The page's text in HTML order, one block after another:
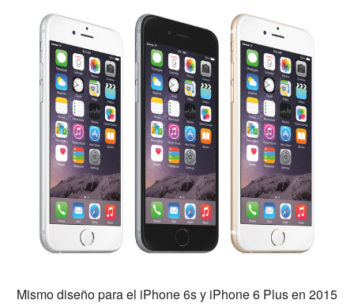
Mismo diseño para el iPhone 6s y iPhone 6 Plus en 2015